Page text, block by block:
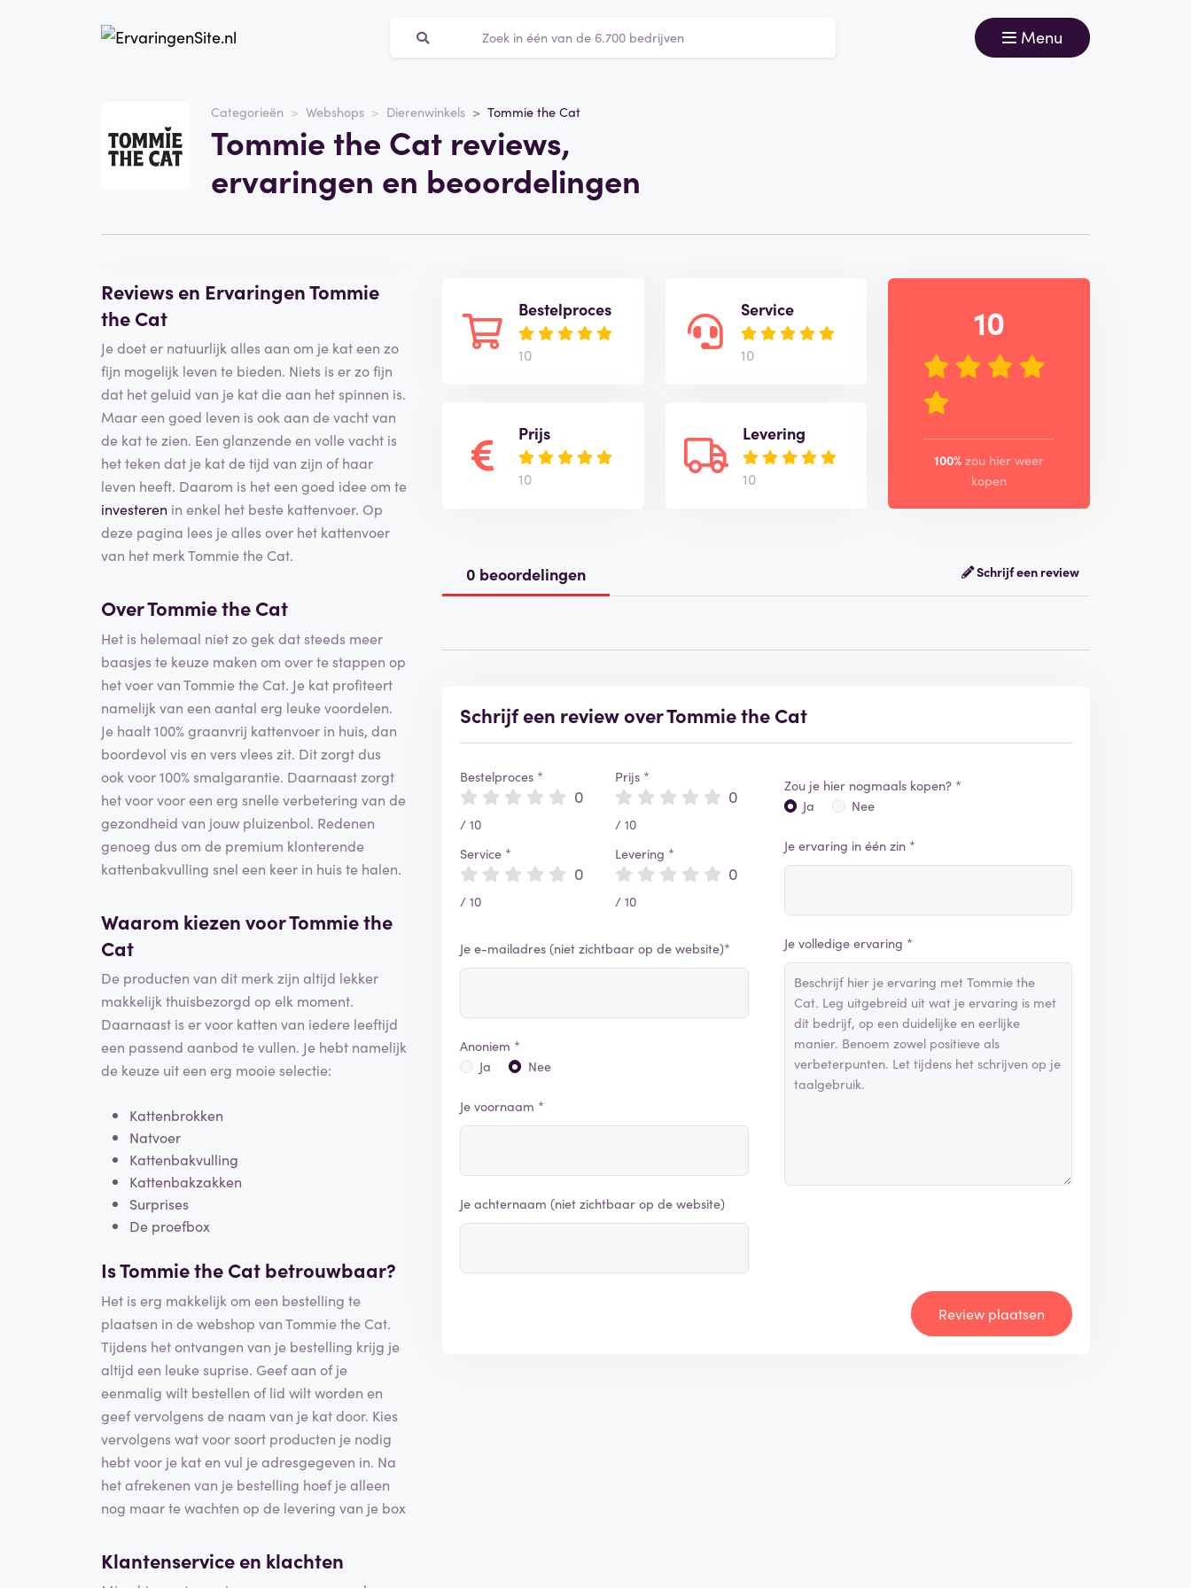
Menu
Categorieën Webshops Dierenwinkels Tommie the Cat
Tommie the Cat reviews,
ervaringen en beoordelingen
Tommie the Cat
Categorie
Webshops
Schrijf een beoordeling
Reviews en Ervaringen Tommie
the Cat
Je doet er natuurlijk alles aan om je kat een zo
fijn mogelijk leven te bieden. Niets is er zo fijn
dat het geluid van je kat die aan het spinnen is.
Maar een goed leven is ook aan de vacht van
de kat te zien. Een glanzende en volle vacht is
het teken dat je kat de tijd van zijn of haar
leven heeft. Daarom is het een goed idee om te
investeren in enkel het beste kattenvoer. Op
deze pagina lees je alles over het kattenvoer
van het merk Tommie the Cat.
Over Tommie the Cat
Het is helemaal niet zo gek dat steeds meer
baasjes te keuze maken om over te stappen op
het voer van Tommie the Cat. Je kat profiteert
namelijk van een aantal erg leuke voordelen.
Je haalt 100% graanvrij kattenvoer in huis, dan
boordevol vis en vers vlees zit. Dit zorgt dus
ook voor 100% smalgarantie. Daarnaast zorgt
het voor voor een erg snelle verbetering van de
gezondheid van jouw pluizenbol. Redenen
genoeg dus om de premium klonterende
kattenbakvulling snel een keer in huis te halen.
Waarom kiezen voor Tommie the
Cat
De producten van dit merk zijn altijd lekker
makkelijk thuisbezorgd op elk moment.
Daarnaast is er voor katten van iedere leeftijd
een passend aanbod te vullen. Je hebt namelijk
de keuze uit een erg mooie selectie:
Kattenbrokken
Natvoer
Kattenbakvulling
Kattenbakzakken
Surprises
De proefbox
Is Tommie the Cat betrouwbaar?
Het is erg makkelijk om een bestelling te
plaatsen in de webshop van Tommie the Cat.
Tijdens het ontvangen van je bestelling krijg je
altijd een leuke suprise. Geef aan of je
eenmalig wilt bestellen of lid wilt worden en
geef vervolgens de naam van je kat door. Kies
vervolgens wat voor soort producten je nodig
hebt voor je kat en vul je adresgegeven in. Na
het afrekenen van je bestelling hoef je alleen
nog maar te wachten op de levering van je box
Klantenservice en klachten
Bestelproces
10
Prijs
10
Service
10
Levering
10
10
100% zou hier weer
kopen
0 beoordelingen Schrijf een review
Schrijf een review over Tommie the Cat
Bestelproces *
0
/ 10
Service *
0
/ 10
Prijs *
0
/ 10
Levering *
0
/ 10
Je e-mailadres (niet zichtbaar op de website)*
Anoniem *
Ja
Nee
Je voornaam *
Je achternaam (niet zichtbaar op de website)
Zou je hier nogmaals kopen? *
Ja
Nee
Je ervaring in één zin *
Je volledige ervaring *
Review plaatsen